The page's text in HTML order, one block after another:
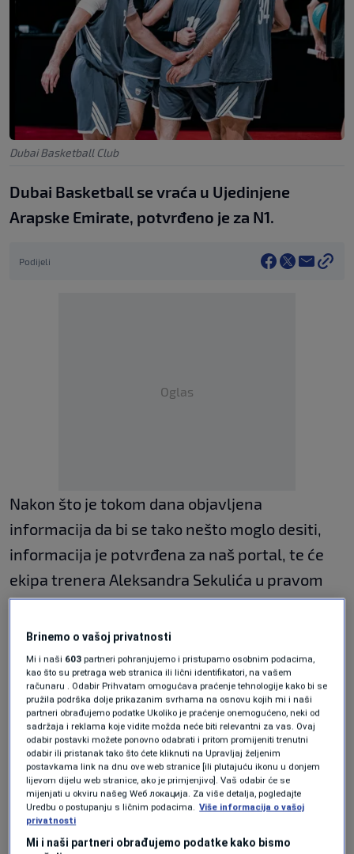
Dubai Basketball Club
Dubai Basketball se vraća u Ujedinjene
Arapske Emirate, potvrđeno je za N1.
Podijeli
Oglas
Nakon što je tokom dana objavljena
informacija da bi se tako nešto moglo desiti,
informacija je potvrđena za naš portal, te će
ekipa trenera Aleksandra Sekulića u pravom
smislu te riječi imati prednost domaćeg terena
u borbi za titulu u ABA ligi.
Dubai je osigurao prvo mjesto pred play-off, ali
je zbog rata koji su pokrenuli Izrael i SAD protiv
Irana bio primoran napustiti svoj grad zbog
ratnih dešavanja. Tim iz Emirata ligaški dio
takmičenja u ABA ligi i Euroligi završio je u
Sarajevu, dok je jedan meč odigran i u Zenici, ali
se nakon smirivanja situacije otvorila
mogućnost da se Džanan Musa, Kenan
Brinemo o vašoj privatnosti
Mi i naši 603 partneri pohranjujemo i pristupamo osobnim podacima,
kao što su pretraga web stranica ili lični identifikatori, na vašem
računaru . Odabir Prihvatam omogućava praćenje tehnologije kako bi se
pružila podrška dolje prikazanim svrhama na osnovu kojih mi i naši
partneri obrađujemo podatke Ukoliko je praćenje onemogućeno, neki od
sadržaja i reklama koje vidite možda neće biti relevantni za vas. Ovaj
odabir postavki možete ponovno odabrati i pritom promijeniti trenutni
odabir ili pristanak tako što ćete kliknuti na Upravljaj željenim
postavkama link na dnu ove web stranice [ili plutajuću ikonu u donjem
lijevom dijelu web stranice, ako je primjenjivo]. Vaš odabir će se
mijenjati u okviru našeg Wеб локација. Za više detalja, pogledajte
Uredbu o postupanju s ličnim podacima. Više informacija o vašoj
privatnosti
Mi i naši partneri obrađujemo podatke kako bismo